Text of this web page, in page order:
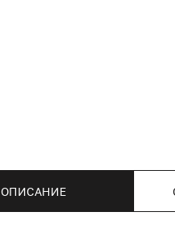
ОПИСАНИЕ